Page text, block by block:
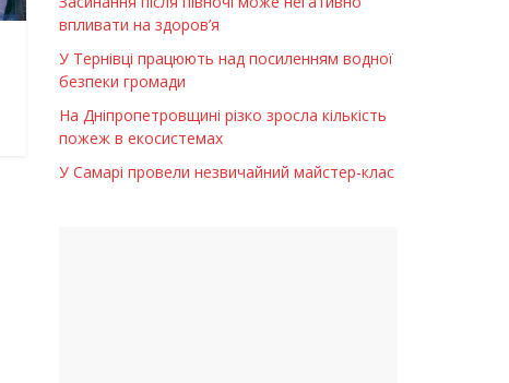
впливати на здоров’я
У Тернівці працюють над посиленням водної
безпеки громади
На Дніпропетровщині різко зросла кількість
пожеж в екосистемах
У Самарі провели незвичайний майстер-клас